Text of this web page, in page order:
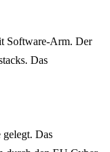
Software-Arm. Der
Das
Das